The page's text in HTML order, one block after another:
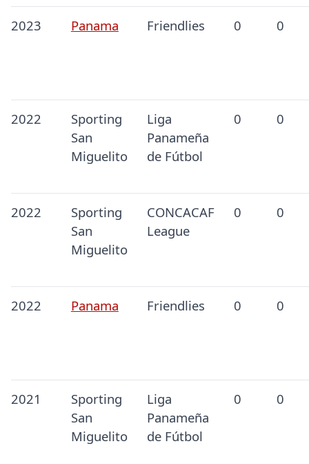
2023 Panama Friendlies 0 0
2022
Sporting
San
Miguelito
Liga
Panameña
de Fútbol
0 0
2022
Sporting
San
Miguelito
CONCACAF
League
0 0
2022 Panama Friendlies 0 0
2021
Sporting
San
Miguelito
Liga
Panameña
de Fútbol
0 0